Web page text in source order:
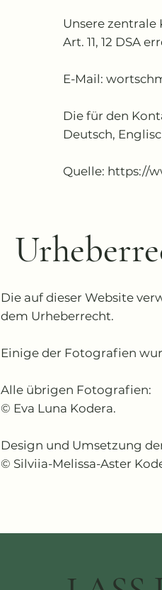
Unsere
Art. 11, 12 DSA
E-Mail:
Die für den
Deutsch,
Quelle: https://
Die auf dieser Website
dem Urheberrecht.
Einige der Fotografien
Alle übrigen Fotografien:
© Eva Luna Kodera.
Design und Umsetzung
© Silviia-Melissa-Aster